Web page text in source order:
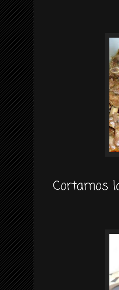
Cortamos